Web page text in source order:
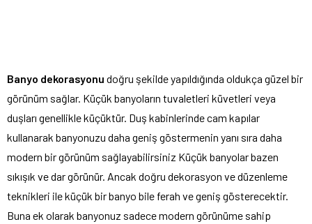
Banyo dekorasyonu doğru şekilde yapıldığında oldukça güzel bir
görünüm sağlar. Küçük banyoların tuvaletleri küvetleri veya
duşları genellikle küçüktür. Duş kabinlerinde cam kapılar
kullanarak banyonuzu daha geniş göstermenin yanı sıra daha
modern bir görünüm sağlayabilirsiniz Küçük banyolar bazen
sıkışık ve dar görünür. Ancak doğru dekorasyon ve düzenleme
teknikleri ile küçük bir banyo bile ferah ve geniş gösterecektir.
Buna ek olarak banyonuz sadece modern görünüme sahip